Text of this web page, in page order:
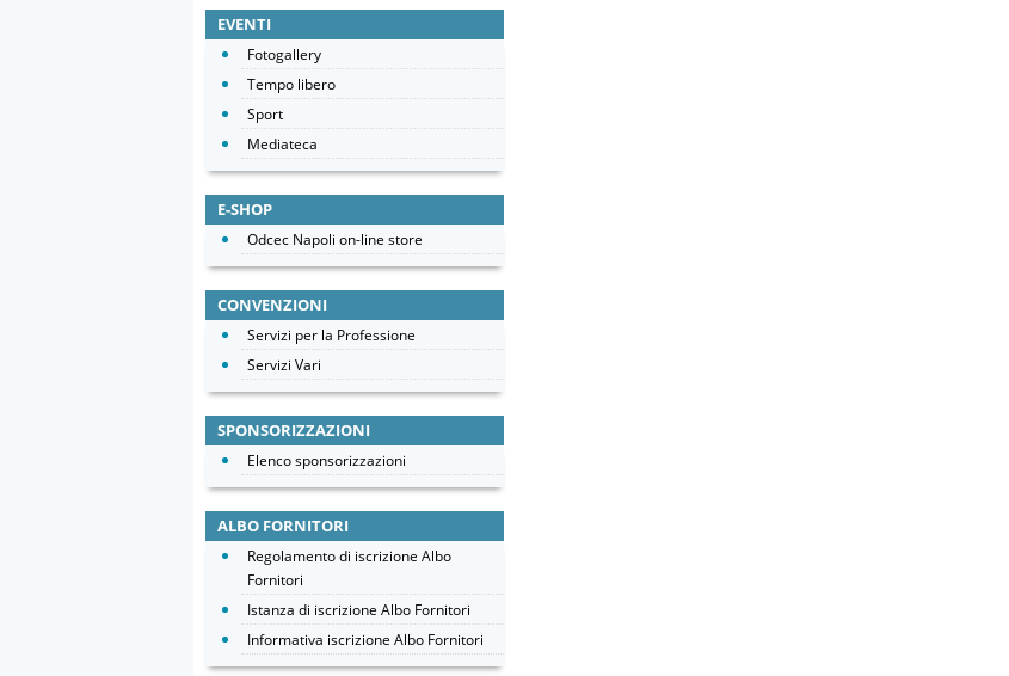
EVENTI
Fotogallery
Tempo libero
Sport
Mediateca
E-SHOP
Odcec Napoli on-line store
CONVENZIONI
Servizi per la Professione
Servizi Vari
SPONSORIZZAZIONI
Elenco sponsorizzazioni
ALBO FORNITORI
Regolamento di iscrizione Albo
Fornitori
Istanza di iscrizione Albo Fornitori
Informativa iscrizione Albo Fornitori